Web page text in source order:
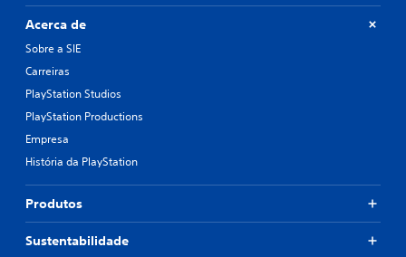
Acerca de
Sobre a SIE
Carreiras
PlayStation Studios
PlayStation Productions
Empresa
História da PlayStation
Produtos
Sustentabilidade